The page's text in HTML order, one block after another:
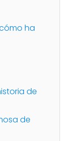
ha
de
de